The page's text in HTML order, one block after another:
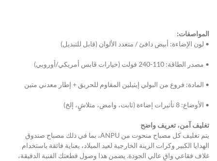
المواصفات:
• لون الإضاءة: أبيض دافئ / متعدد الألوان (قابل للتبديل)
• مصدر الطاقة: 110-240 فولت (خيارات قابس أمريكي/أوروبي)
• المادة: فروع من البولي إيثيلين المقاوم للحريق + إطار معدني متين
• الأوضاع: 8 تأثيرات إضاءة (ثابت، وامض، متلاشٍ، إلخ)
تغليف آمن، تعريف واضح
يتم تغليف كل مصباح منحوت من ANPU، بما في ذلك مصباح صندوق
الهدايا الكبير وكرات الزينة الخارجية لعيد الميلاد، بعناية فائقة باستخدام
غلاف فقاعي واقٍ عالي الجودة. يضمن هذا وصول قطعتك الفنية الدقيقة،